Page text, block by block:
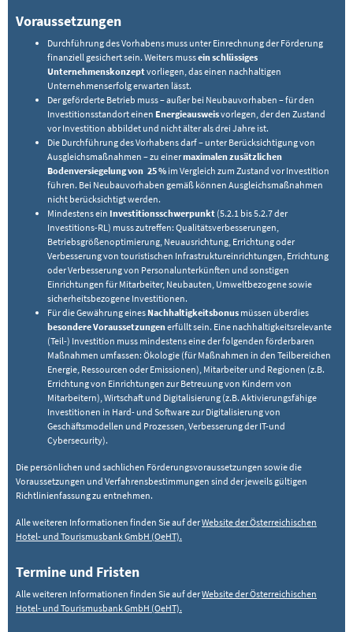
Voraussetzungen
Durchführung des Vorhabens muss unter Einrechnung der Förderung
finanziell gesichert sein. Weiters mussein schlüssiges
Unternehmenskonzeptvorliegen, das einen nachhaltigen
Unternehmenserfolg erwarten lässt.
Der geförderte Betrieb muss – außer bei Neubauvorhaben – für den
Investitionsstandort einen Energieausweisvorlegen, der den Zustand
vor Investition abbildet und nicht älter als drei Jahre ist.
Die Durchführung des Vorhabens darf – unter Berücksichtigung von
Ausgleichsmaßnahmen – zu einermaximalen zusätzlichen
Bodenversiegelung von 25 % im Vergleich zum Zustand vor Investition
führen. Bei Neubauvorhaben gemäß können Ausgleichsmaßnahmen
nicht berücksichtigt werden.
Mindestens ein Investitionsschwerpunkt (5.2.1 bis 5.2.7 der
Investitions-RL) muss zutreffen: Qualitätsverbesserungen,
Betriebsgrößenoptimierung, Neuausrichtung, Errichtung oder
Verbesserung von touristischen Infrastruktureinrichtungen, Errichtung
oder Verbesserung von Personalunterkünften und sonstigen
Einrichtungen für Mitarbeiter, Neubauten, Umweltbezogene sowie
sicherheitsbezogene Investitionen.
Für die Gewährung eines Nachhaltigkeitsbonus müssen überdies
besondere Voraussetzungenerfüllt sein. Eine nachhaltigkeitsrelevante
(Teil-) Investition muss mindestens eine der folgenden förderbaren
Maßnahmen umfassen: Ökologie (für Maßnahmen in den Teilbereichen
Energie, Ressourcen oder Emissionen), Mitarbeiter und Regionen (z.B.
Errichtung von Einrichtungen zur Betreuung von Kindern von
Mitarbeitern), Wirtschaft und Digitalisierung (z.B. Aktivierungsfähige
Investitionen in Hard- und Software zur Digitalisierung von
Geschäftsmodellen und Prozessen, Verbesserung der IT-und
Cybersecurity).
Die persönlichen und sachlichen Förderungsvoraussetzungen sowie die
Voraussetzungen und Verfahrensbestimmungen sind der jeweils gültigen
Richtlinienfassung zu entnehmen.
Alle weiteren Informationen finden Sie auf derWebsite der Österreichischen
Hotel- und Tourismusbank GmbH (OeHT).
Termine und Fristen
Alle weiteren Informationen finden Sie auf derWebsite der Österreichischen
Hotel- und Tourismusbank GmbH (OeHT).